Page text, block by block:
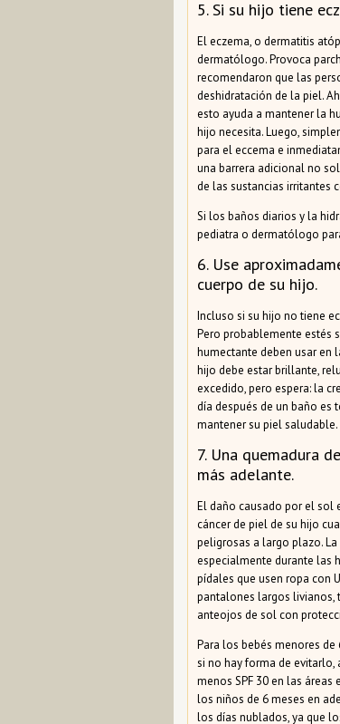
5. Si su hijo tiene
El eczema, o dermatitis
dermatólogo. Provoca
recomendaron que las
deshidratación de la piel.
esto ayuda a mantener la
hijo necesita. Luego,
para el eccema e
una barrera adicional no
de las sustancias irritantes
Si los baños diarios y la
pediatra o dermatólogo
6. Use
cuerpo de su hijo.
Incluso si su hijo no tiene
Pero probablemente estés
humectante deben usar en
hijo debe estar brillante,
excedido, pero espera: la
día después de un baño es
mantener su piel saludable.
7. Una quemadura
más adelante.
El daño causado por el sol
cáncer de piel de su hijo
peligrosas a largo plazo.
especialmente durante las
pídales que usen ropa con
pantalones largos livianos,
anteojos de sol con
Para los bebés menores
si no hay forma de
menos SPF 30 en las
los niños de 6 meses en
los días nublados, ya que